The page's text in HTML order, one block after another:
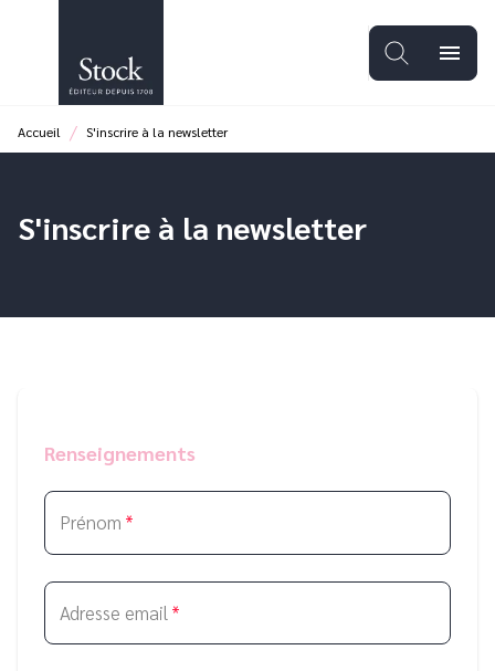
PIED DE PAGE
menu
Accueil / S'inscrire à la newsletter
S'inscrire à la newsletter
Renseignements
Prénom *
Adresse email *